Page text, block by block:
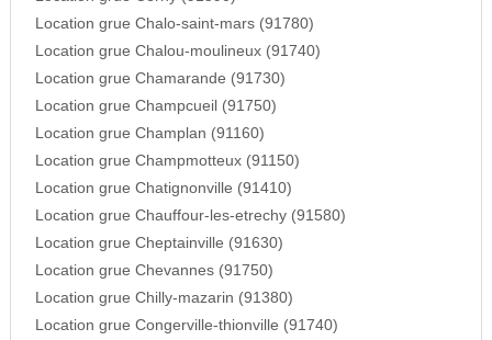
Location grue Chalo-saint-mars (91780)
Location grue Chalou-moulineux (91740)
Location grue Chamarande (91730)
Location grue Champcueil (91750)
Location grue Champlan (91160)
Location grue Champmotteux (91150)
Location grue Chatignonville (91410)
Location grue Chauffour-les-etrechy (91580)
Location grue Cheptainville (91630)
Location grue Chevannes (91750)
Location grue Chilly-mazarin (91380)
Location grue Congerville-thionville (91740)